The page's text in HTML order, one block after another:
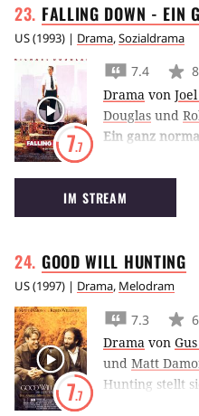
FALLING DOWN - EIN
US(1993) | Drama,Sozialdrama
7.7
7.4
Drama von
Douglas und
Ein ganz
Familienvater
Psychopath.
IM STREAM
GOOD WILL HUNTING
US(1997) | Drama, Melodram
7.7
7.3
Drama von
und Matt
Hunting stellt
Damon als